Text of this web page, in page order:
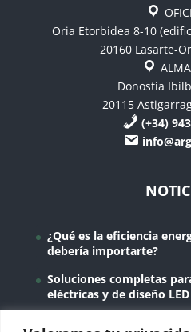
Oria Etorbidea 8-10
20160 Lasarte-
Donostia
20115
(+34)
¿Qué es la eficiencia
debería importarte?
Soluciones completas
eléctricas y de diseño LED